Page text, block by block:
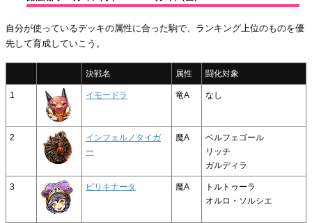
自分が使っているデッキの属性に合った駒で、ランキング上位のものを優
先して育成していこう。
決戦名 属性 闘化対象
1 イモードラ 竜A なし
2
インフェルノタイガ
ー
魔A
ベルフェゴール
リッチ
ガルディラ
3 ピリキナータ 魔A
トルトゥーラ
オルロ・ソルシエ